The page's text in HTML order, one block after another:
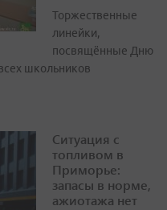
Торжественные
линейки,
посвящённые Дню
школьников
Ситуация с
топливом в
Приморье:
запасы в норме,
ажиотажа нет